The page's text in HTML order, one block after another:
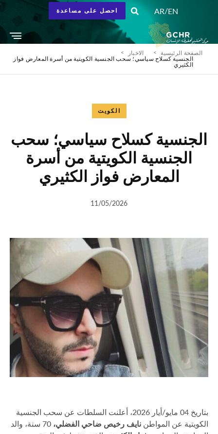
EN
/
AR احصل على مساعدة
الصفحة الرئيسية
الاخبار
الجنسية كسلاح سياسي؛ سحب الجنسية الكويتية من أسرة المعارض فواز
الكثيري
الكويت
الجنسية كسلاح سياسي؛ سحب
الجنسية الكويتية من أسرة
المعارض فواز الكثيري
11/05/2026
بتاريخ 04 مايو/أيار 2026، أعلنت السلطات عن سحب الجنسية
الكويتية عن المواطن نايف رخيص ضاحي الفضلي،
70 سنة، والد